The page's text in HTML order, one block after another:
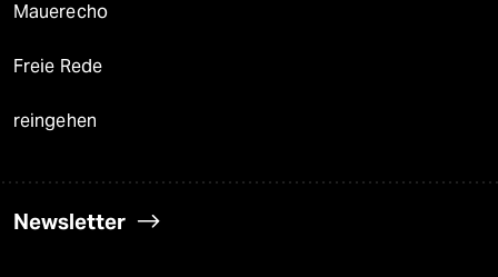
Mauerecho
Freie Rede
reingehen
Newsletter